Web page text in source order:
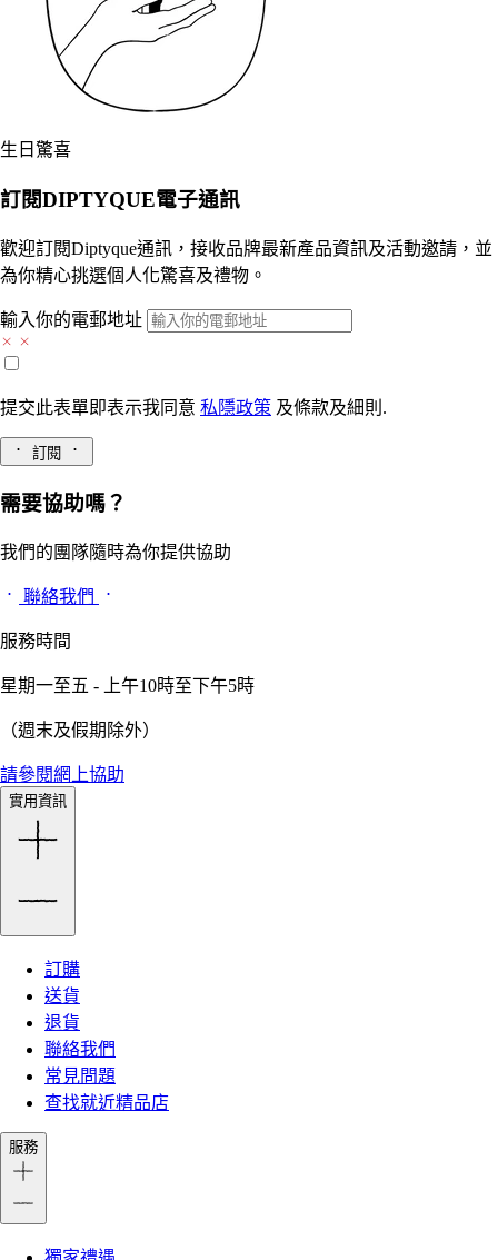
生日驚喜
訂閱DIPTYQUE電子通訊
歡迎訂閱Diptyque通訊，接收品牌最新產品資訊及活動邀請，並
為你精心挑選個人化驚喜及禮物。
輸入你的電郵地址
提交此表單即表示我同意 私隱政策 及條款及細則.
訂閱
需要協助嗎？
我們的團隊隨時為你提供協助
聯絡我們
服務時間
星期一至五 - 上午10時至下午5時
（週末及假期除外）
請參閱網上協助
實用資訊
訂購
送貨
退貨
聯絡我們
常見問題
查找就近精品店
服務